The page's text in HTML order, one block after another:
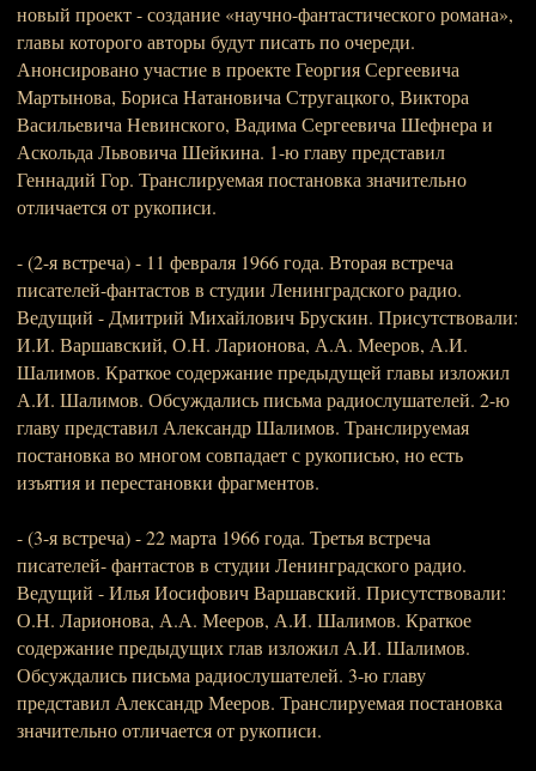
новый проект - создание «научно-фантастического романа»,
главы которого авторы будут писать по очереди.
Анонсировано участие в проекте Георгия Сергеевича
Мартынова, Бориса Натановича Стругацкого, Виктора
Васильевича Невинского, Вадима Сергеевича Шефнера и
Аскольда Львовича Шейкина. 1-ю главу представил
Геннадий Гор. Транслируемая постановка значительно
отличается от рукописи.
- (2-я встреча) - 11 февраля 1966 года. Вторая встреча
писателей-фантастов в студии Ленинградского радио.
Ведущий - Дмитрий Михайлович Брускин. Присутствовали:
И.И. Варшавский, О.Н. Ларионова, А.А. Мееров, А.И.
Шалимов. Краткое содержание предыдущей главы изложил
А.И. Шалимов. Обсуждались письма радиослушателей. 2-ю
главу представил Александр Шалимов. Транслируемая
постановка во многом совпадает с рукописью, но есть
изъятия и перестановки фрагментов.
- (3-я встреча) - 22 марта 1966 года. Третья встреча
писателей- фантастов в студии Ленинградского радио.
Ведущий - Илья Иосифович Варшавский. Присутствовали:
О.Н. Ларионова, А.А. Мееров, А.И. Шалимов. Краткое
содержание предыдущих глав изложил А.И. Шалимов.
Обсуждались письма радиослушателей. 3-ю главу
представил Александр Мееров. Транслируемая постановка
значительно отличается от рукописи.